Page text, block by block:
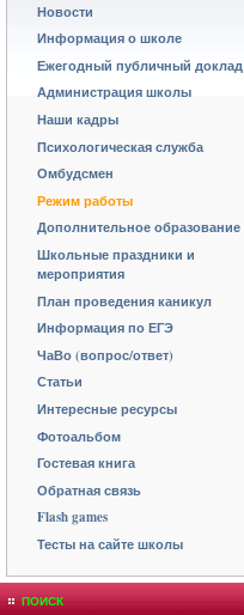
Новости
Информация о школе
Ежегодный публичный доклад
Администрация школы
Наши кадры
Психологическая служба
Омбудсмен
Режим работы
Дополнительное образование
Школьные праздники и
мероприятия
План проведения каникул
Информация по ЕГЭ
ЧаВо (вопрос/ответ)
Статьи
Интересные ресурсы
Фотоальбом
Гостевая книга
Обратная связь
Flash games
Тесты на сайте школы
ПОИСК